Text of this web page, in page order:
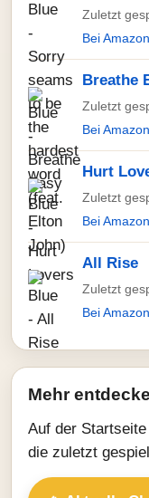
Zuletzt
Bei
Breathe
Zuletzt
Bei
Hurt
Zuletzt
Bei
All Rise
Zuletzt
Bei
Mehr
Auf der
die zuletzt